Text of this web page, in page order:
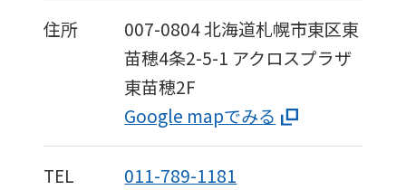
住所 007-0804北海道札幌市東区東
苗穂4条2-5-1 アクロスプラザ
東苗穂2F
Google mapでみる
TEL 011-789-1181